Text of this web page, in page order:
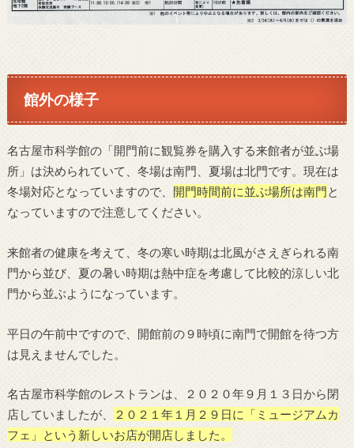
館外の様子
名古屋市科学館の「開門前に観覧券を購入する来館者が並ぶ場
所」は決められていて、冬場は南門、夏場は北門です。現在は
冬場対応となっていますので、 開門時間前に並ぶ場所は南門 と
なっていますので注意してください。
来館者の健康を考えて、冬の寒い時期は北風がさえぎられる南
門から並び、夏の暑い時期は熱中症を考慮して比較的涼しい北
門から並ぶようになっています。
平日の午前中ですので、開館前の９時頃に南門で開館を待つ方
は見えませんでした。
名古屋市科学館のレストランは、２０２０年９月１３日から閉
店していましたが、
２０２１年１月２９日に「ミュージアムカ
フェ」という新しいお店が開店しました。